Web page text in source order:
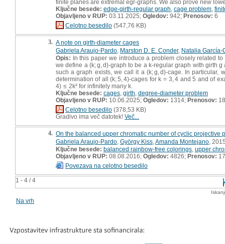
1 - 4 / 4
finite planes are extremal egr-graphs. We also prove new
Ključne besede: edge-girth-regular graph cage problem
Objavljeno v RUP: 03.11.2025; Ogledov: 942; Prenosov: 6
Celotno besedilo (547,76 KB)
3. A note on girth-diameter cages
Gabriela Araujo-Pardo Marston D. E. Conder, Natalia García-
Opis: In this paper we introduce a problem closely related
we define a (k; g, d)-graph to be a k-regular graph with girth
such a graph exists, we call it a (k; g, d)-cage. In particular,
determination of all (k; 5, 4)-cages for k = 3, 4 and 5 and of
4) ≤ 2k² for infinitely many k.
Ključne besede: cages girth degree-diameter problem
Objavljeno v RUP: 10.06.2025; Ogledov: 1314; Prenosov: 18
Celotno besedilo (378,53 KB)
Gradivo ima več datotek! Več...
4. On the balanced upper chromatic number of cyclic projective
Gabriela Araujo-Pardo György Kiss Amanda Montejano ,
Ključne besede: balanced rainbow-free colorings upper
Objavljeno v RUP: 08.08.2016; Ogledov: 4826; Prenosov:
Povezava na celotno besedilo
Na vrh